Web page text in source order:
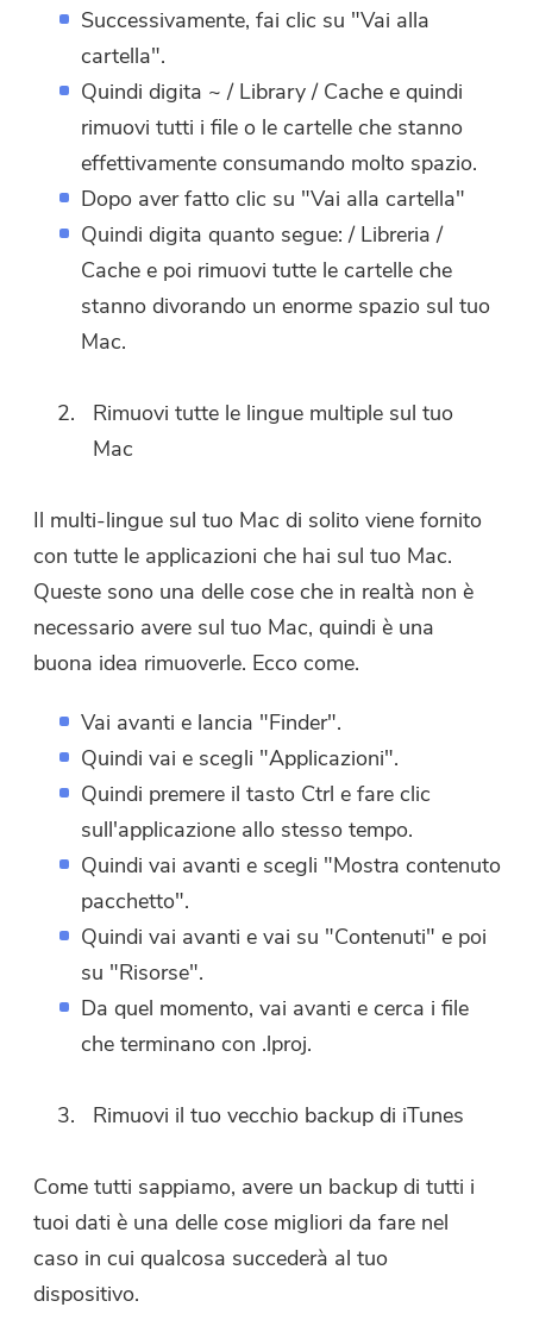
Successivamente, fai clic su "Vai alla
cartella".
Quindi digita ~ / Library / Cache e quindi
rimuovi tutti i file o le cartelle che stanno
effettivamente consumando molto spazio.
Dopo aver fatto clic su "Vai alla cartella"
Quindi digita quanto segue: / Libreria /
Cache e poi rimuovi tutte le cartelle che
stanno divorando un enorme spazio sul tuo
Mac.
Rimuovi tutte le lingue multiple sul tuo
Mac
Il multi-lingue sul tuo Mac di solito viene fornito
con tutte le applicazioni che hai sul tuo Mac.
Queste sono una delle cose che in realtà non è
necessario avere sul tuo Mac, quindi è una
buona idea rimuoverle. Ecco come.
Vai avanti e lancia "Finder".
Quindi vai e scegli "Applicazioni".
Quindi premere il tasto Ctrl e fare clic
sull'applicazione allo stesso tempo.
Quindi vai avanti e scegli "Mostra contenuto
pacchetto".
Quindi vai avanti e vai su "Contenuti" e poi
su "Risorse".
Da quel momento, vai avanti e cerca i file
che terminano con .lproj.
Rimuovi il tuo vecchio backup di iTunes
Come tutti sappiamo, avere un backup di tutti i
tuoi dati è una delle cose migliori da fare nel
caso in cui qualcosa succederà al tuo
dispositivo.